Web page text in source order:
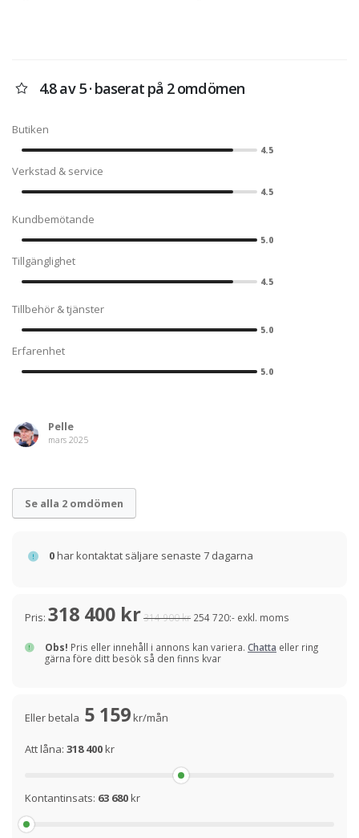
4.8 av 5 · baserat på 2 omdömen
Butiken
4.5
Verkstad & service
4.5
Kundbemötande
5.0
Tillgänglighet
4.5
Tillbehör & tjänster
5.0
Erfarenhet
5.0
Pelle
mars 2025
Se alla 2 omdömen
0har kontaktat säljare senaste 7 dagarna
Pris: 318 400 kr314 900 kr 254 720:- exkl. moms
Obs! Pris eller innehåll i annons kan variera. Chatta eller ring
gärna före ditt besök så den finns kvar
Eller betala 5 159kr/mån
Att låna: 318 400kr
Kontantinsats: 63 680kr